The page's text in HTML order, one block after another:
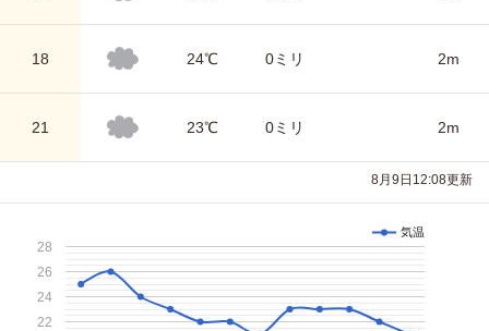
18 24℃ 0ミリ 2m
21 23℃ 0ミリ 2m
8月9日12:08更新
気温
22
24
26
28